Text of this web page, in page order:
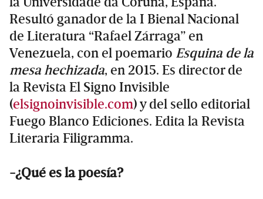
Resultó ganador de la I Bienal Nacional
de Literatura “Rafael Zárraga” en
Venezuela, con el poemario Esquina de la
mesa hechizada, en 2015. Es director de
la Revista El Signo Invisible
(elsignoinvisible.com) y del sello editorial
Fuego Blanco Ediciones. Edita la Revista
Literaria Filigramma.
-¿Qué es la poesía?